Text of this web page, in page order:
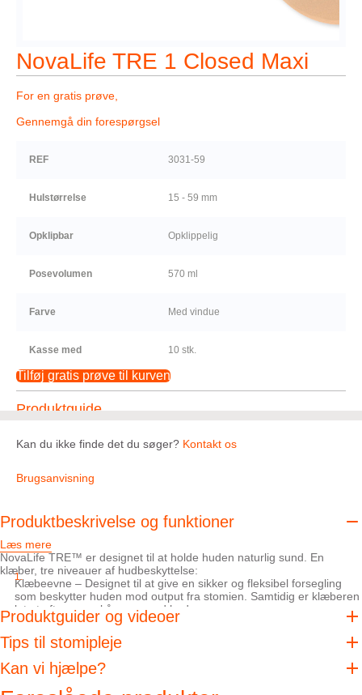
NovaLife TRE 1 Closed Maxi
For en gratis prøve,
Gennemgå din forespørgsel
REF 3031-59
Hulstørrelse 15 - 59 mm
Opklipbar Opklippelig
Posevolumen 570 ml
Farve Med vindue
Kasse med 10 stk.
Tilføj gratis prøve til kurven
Produktguide
Kan du ikke finde det du søger? Kontakt os
Brugsanvisning
Produktbeskrivelse og funktioner
NovaLife TRE™ er designet til at holde huden naturlig sund. En
klæber, tre niveauer af hudbeskyttelse:
Klæbeevne – Designet til at give en sikker og fleksibel forsegling
som beskytter huden mod output fra stomien. Samtidig er klæberen
let at aftage og skånsom mod huden.
Absorption – Hjælper med at absorbere fugtigheden og opretholde
hudens naturlige balance uden at den mister intern og ekstern
styrke.
pH-balance – Designet til at hjælpe med at håndtere
fordøjelsesenzymernes skadende effekt på huden.
Læs mere
Produktguider og videoer
Tips til stomipleje
Kan vi hjælpe?